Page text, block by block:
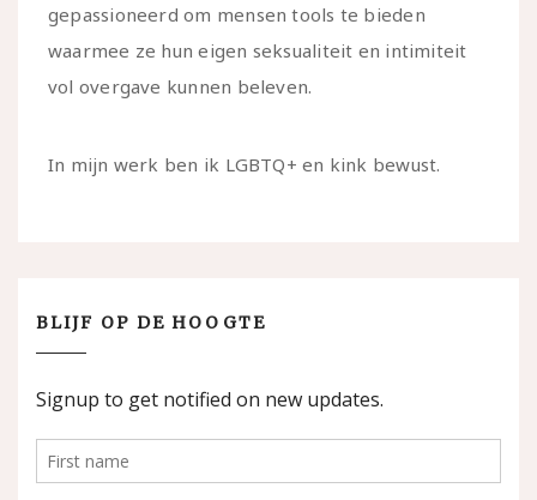
gepassioneerd om mensen tools te bieden
waarmee ze hun eigen seksualiteit en intimiteit
vol overgave kunnen beleven.
In mijn werk ben ik LGBTQ+ en kink bewust.
BLIJF OP DE HOOGTE